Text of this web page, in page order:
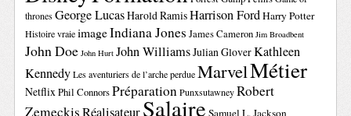
thrones George LucasHarold RamisHarrison FordHarry Potter
Histoire vraie imageIndiana Jones James Cameron Jim Broadbent
John Doe John Hurt John WilliamsJulian GloverKathleen
Kennedy Les aventuriers de l’arche perdue MarvelMétier
NetflixPhil ConnorsPréparation Punxsutawney Robert
ZemeckisRéalisateurSalaire Samuel L. Jackson